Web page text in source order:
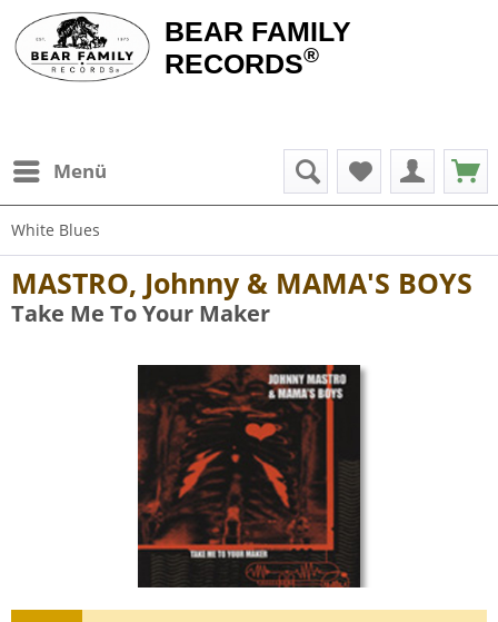
BEAR FAMILY
RECORDS®
Menü
White Blues
MASTRO, Johnny & MAMA'S BOYS
Take Me To Your Maker